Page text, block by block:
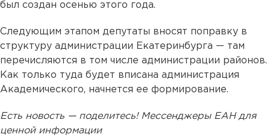
был создан осенью этого года.
Следующим этапом депутаты вносят поправку в
структуру администрации Екатеринбурга — там
перечисляются в том числе администрации районов.
Как только туда будет вписана администрация
Академического, начнется ее формирование.
Есть новость — поделитесь! Мессенджеры ЕАН для
ценной информации